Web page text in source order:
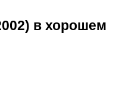
в хорошем